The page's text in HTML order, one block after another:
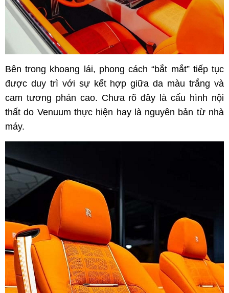
Bên trong khoang lái, phong cách “bắt mắt” tiếp tục
được duy trì với sự kết hợp giữa da màu trắng và
cam tương phản cao. Chưa rõ đây là cấu hình nội
thất do Venuum thực hiện hay là nguyên bản từ nhà
máy.